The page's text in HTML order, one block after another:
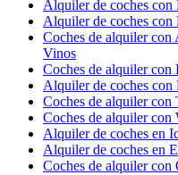
Alquiler de coches
Alquiler de coches
Coches de alquiler
Vinos
Coches de alquiler con
Alquiler de coches con
Coches de alquiler
Coches de alquiler con
Alquiler de coches en
Alquiler de coches en
Coches de alquiler